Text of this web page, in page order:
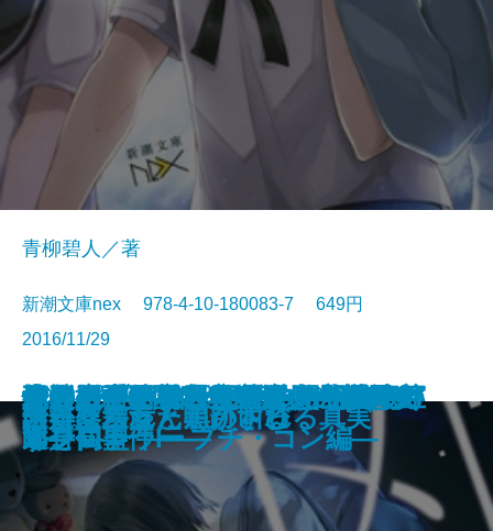
青年のための読書クラブ
ケーキ王子の名推理(スペシャリ
テ)2
シマイチ古道具商―春夏冬人情も
のがたり―
天久鷹央の推理カルテⅤ―神秘の
セラピスト―
女王のポーカー―ダイヤのエース
はそこにあるのか―
妖怪博士―私立探偵 明智小五郎―
グッドモーニング
少年探偵団―私立探偵 明智小五郎
―
女王のポーカー
泣くなブタカン！～池谷美咲の演
劇部日誌～
青柳碧人／著
新潮文庫nex 978-4-10-180083-7 649円
2016/11/29
凶器は壊れた黒の叫び
青の数学2―ユークリッド・エク
スプローラー―
怪人二十面相―私立探偵 明智小五
郎―
謎好き乙女と明かされる真実
十年交差点
死神もたまには間違えるもので
す。
向日葵ちゃん追跡する
幻影の手術室―天久鷹央の事件カ
ルテ―
バリ3探偵 圏内ちゃん―凸撃忌女
即身仏事件―
池袋カジノ特区 UNOで七億取り
返せ同盟 I―プチ・コン編―